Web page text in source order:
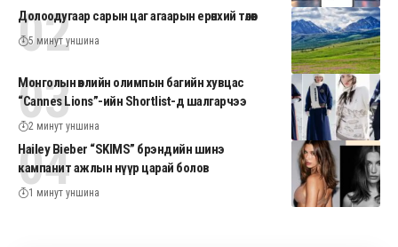
Долоодугаар сарын цаг агаарын ерөнхий төлөв
5 минут уншина
Монголын өвлийн олимпын багийн хувцас
“Cannes Lions”-ийн Shortlist-д шалгарчээ
2 минут уншина
Hailey Bieber “SKIMS” брэндийн шинэ
кампанит ажлын нүүр царай болов
1 минут уншина